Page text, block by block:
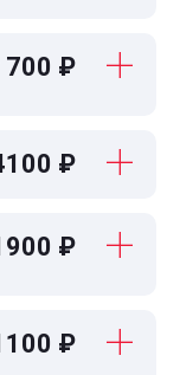
700 ₽
₽
₽
₽